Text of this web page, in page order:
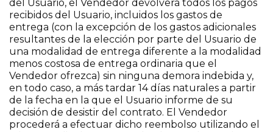
del Usuario, el Vendedor devolverá todos los pagos
recibidos del Usuario, incluidos los gastos de
entrega (con la excepción de los gastos adicionales
resultantes de la elección por parte del Usuario de
una modalidad de entrega diferente a la modalidad
menos costosa de entrega ordinaria que el
Vendedor ofrezca) sin ninguna demora indebida y,
en todo caso, a más tardar 14 días naturales a partir
de la fecha en la que el Usuario informe de su
decisión de desistir del contrato. El Vendedor
procederá a efectuar dicho reembolso utilizando el